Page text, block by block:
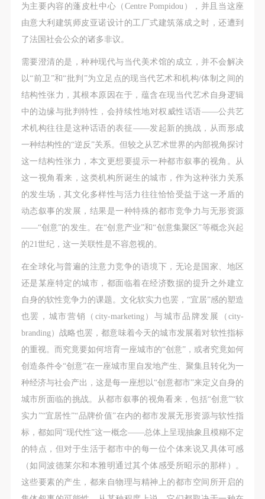
为主要内容的蓬皮杜中心（Centre Pompidou），并且当这座
由意大利建筑师皮亚诺设计的工厂式建筑落成之时，还遭到
了法国社会公众的诸多非议。
需要澄清的是，种种现代与当代美术馆的成立，并不会解决
以“前卫”和“批判”为立足点的现当代艺术和机构/体制之间的
结构性张力，其根本原因在于，蕴含在现当代艺术自身逻辑
中的边缘与批判特性，会持续性地对权威性话语——公共艺
术机构往往是这种话语的表征——发起新的挑战，从而形成
一种结构性的“逆反”关系。但较之从艺术世界的内部视角探讨
这一结构性张力，本文更想要提示一种都市叙事的视角。从
这一视角看来，这类机构所诞生的城市，作为这种张力关系
的发生场，其文化多样性与活力往往恰恰受益于这一矛盾的
动态叙事的发展，结果是一种特殊的都市竞争力与无形资源
——“创意”的发生。在“创意产业”和“创意集聚区”等概念兴起
的21世纪，这一关联性是不容忽视的。
在全球化与普遍的注意力竞争的语境下，无论是国家、地区
还是某座特定的城市，都面临着在经济数据的提升之外建立
自身的软性竞争力的课题。文化软实力也罢，“宜居”感的塑造
也罢，城市营销（city-marketing）与城市品牌发展（city-
branding）战略也罢，都意味着今天的城市发展着对软性指标
的重视。而究竟要如何培育一座城市的“创意”，或者究竟如何
创造条件令“创意”在一座城市里自发地产生、聚集且转化为一
种经济与社会产出，这是每一座想以“创意都市”来定义自身的
城市所面临的挑战。从都市叙事的视角看来，包括“创意”“软
实力”“宜居性”“品牌价值”在内的都市发展无形资源与软性指
标，都如同“现代性”这一概念——总体上呈现抽象且模糊不定
的特点，但对于生活于都市中的每一位个体来说又具体可感
（如同波德莱尔和本雅明通过其个体感受所昭示的那样）。
这些要素的产生，都来自物理与精神上的都市空间所开启的